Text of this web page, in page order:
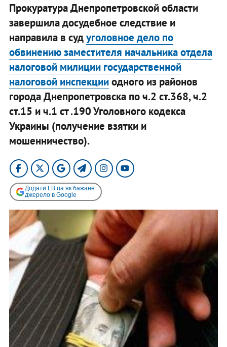
Прокуратура Днепропетровской области
завершила досудебное следствие и
направила в судуголовное дело по
обвинению заместителя начальника отдела
налоговой милиции государственной
налоговой инспекцииодного из районов
города Днепропетровска по ч.2 ст.368, ч.2
ст.15 и ч.1 ст .190 Уголовного кодекса
Украины (получение взятки и
мошенничество).
Додати LB.ua як бажане
джерело в Google